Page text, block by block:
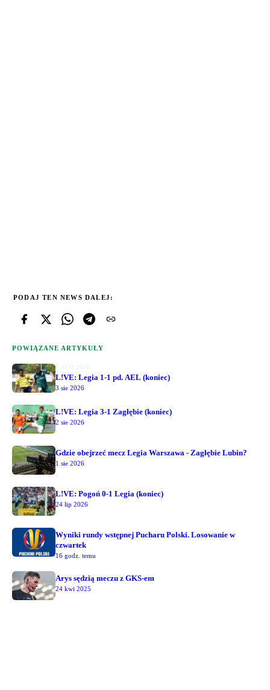
PODAJ TEN NEWS DALEJ:
POWIĄZANE ARTYKUŁY
L!VE: Legia 1-1 pd. AEL (koniec)
3 sie 2026
L!VE: Legia 3-1 Zagłębie (koniec)
2 sie 2026
Gdzie obejrzeć mecz Legia Warszawa - Zagłębie Lubin?
1 sie 2026
L!VE: Pogoń 0-1 Legia (koniec)
24 lip 2026
Wyniki rundy wstępnej Pucharu Polski. Losowanie w
czwartek
16 godz. temu
Arys sędzią meczu z GKS-em
24 kwi 2025